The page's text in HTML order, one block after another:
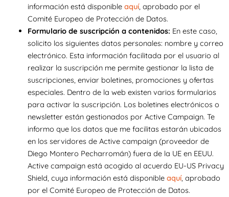
información está disponible aquí, aprobado por el
Comité Europeo de Protección de Datos.
Formulario de suscripción a contenidos: En este caso,
solicito los siguientes datos personales: nombre y correo
electrónico. Esta información facilitada por el usuario al
realizar la suscripción me permite gestionar la lista de
suscripciones, enviar boletines, promociones y ofertas
especiales. Dentro de la web existen varios formularios
para activar la suscripción. Los boletines electrónicos o
newsletter están gestionados por Active Campaign. Te
informo que los datos que me facilitas estarán ubicados
en los servidores de Active campaign (proveedor de
Diego Montero Pecharromán) fuera de la UE en EEUU.
Active campaign está acogido al acuerdo EU-US Privacy
Shield, cuya información está disponible aquí, aprobado
por el Comité Europeo de Protección de Datos.